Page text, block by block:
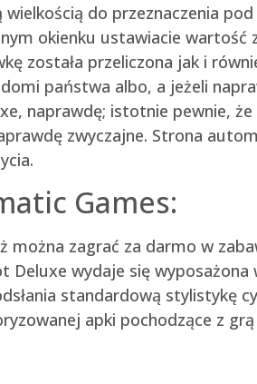
do przeznaczenia
okienku ustawiacie wartość
została przeliczona jak i
państwa albo, a jeżeli
naprawdę; istotnie pewnie,
zwyczajne. Strona
Games:
zagrać za darmo w
Deluxe wydaje się
standardową
apki pochodzące z